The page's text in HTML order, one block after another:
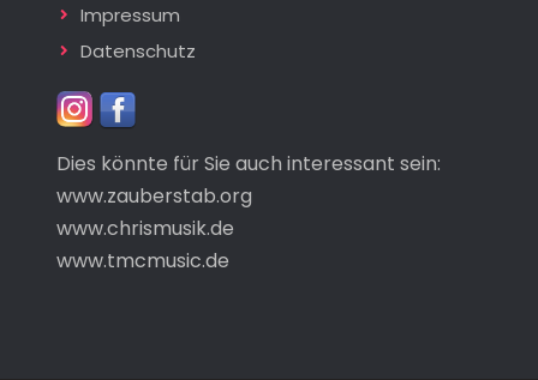
Impressum
Datenschutz
Dies könnte für Sie auch interessant sein:
www.zauberstab.org
www.chrismusik.de
www.tmcmusic.de